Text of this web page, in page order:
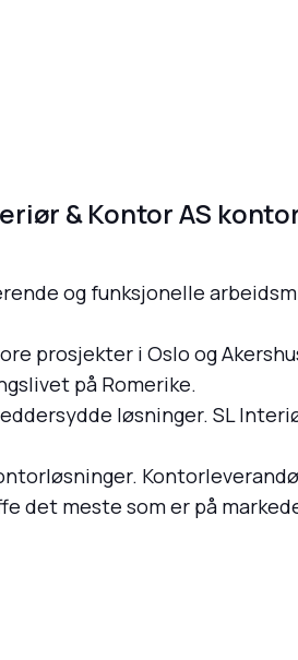
& Kontor AS
og funksjonelle
prosjekter i Oslo og
på Romerike.
løsninger. SL
det meste som er på